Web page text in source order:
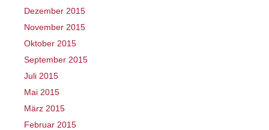
Dezember 2015
November 2015
Oktober 2015
September 2015
Juli 2015
Mai 2015
März 2015
Februar 2015